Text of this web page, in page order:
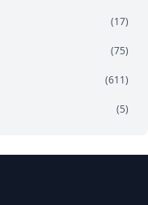
(17)
(75)
(611)
(5)